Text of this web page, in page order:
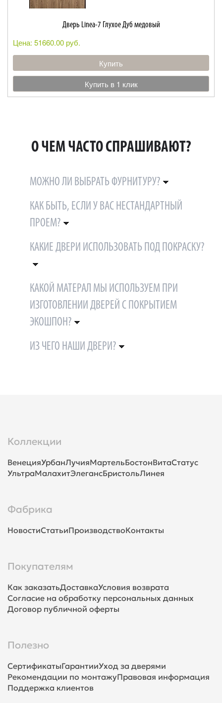
Дверь Linea-7 Глухое Дуб медовый
Цена: 51660.00 руб.
Купить
Купить в 1 клик
О ЧЕМ ЧАСТО СПРАШИВАЮТ?
МОЖНО ЛИ ВЫБРАТЬ ФУРНИТУРУ?
КАК БЫТЬ, ЕСЛИ У ВАС НЕСТАНДАРТНЫЙ
ПРОЕМ?
КАКИЕ ДВЕРИ ИСПОЛЬЗОВАТЬ ПОД ПОКРАСКУ?
КАКОЙ МАТЕРАЛ МЫ ИСПОЛЬЗУЕМ ПРИ
ИЗГОТОВЛЕНИИ ДВЕРЕЙ С ПОКРЫТИЕМ
ЭКОШПОН?
ИЗ ЧЕГО НАШИ ДВЕРИ?
Коллекции
ВенецияУрбанЛучияМартельБостонВитаСтатус
УльтраМалахитЭлегансБристольЛинея
Фабрика
НовостиСтатьиПроизводствоКонтакты
Покупателям
Как заказатьДоставкаУсловия возврата
Согласие на обработку персональных данных
Договор публичной оферты
Полезно
СертификатыГарантииУход за дверями
Рекомендации по монтажуПравовая информация
Поддержка клиентов